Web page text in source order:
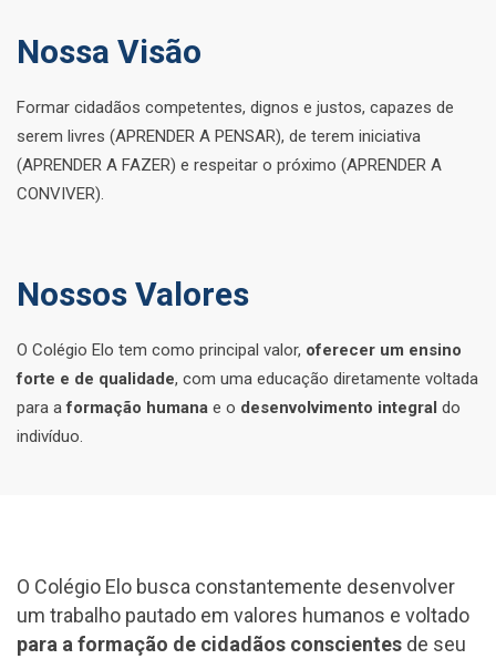
Nossa Visão
Formar cidadãos competentes, dignos e justos, capazes de
serem livres (APRENDER A PENSAR), de terem iniciativa
(APRENDER A FAZER) e respeitar o próximo (APRENDER A
CONVIVER).
Nossos Valores
O Colégio Elo tem como principal valor, oferecer um ensino
forte e de qualidade, com uma educação diretamente voltada
para aformação humana e o desenvolvimento integral do
indivíduo.
O Colégio Elo busca constantemente desenvolver
um trabalho pautado em valores humanos e voltado
para a formação de cidadãos conscientes de seu